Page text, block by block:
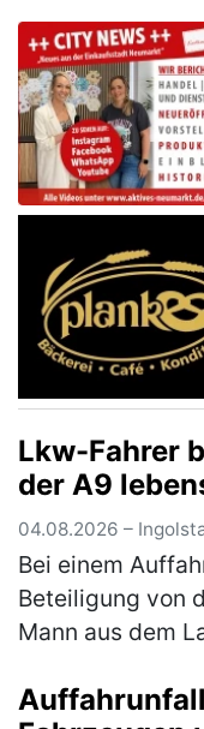
(mehr)
Lkw-Fahrer
der A9
04.08.2026 –
Bei einem
Beteiligung von
Mann aus dem
jährige Fahrer